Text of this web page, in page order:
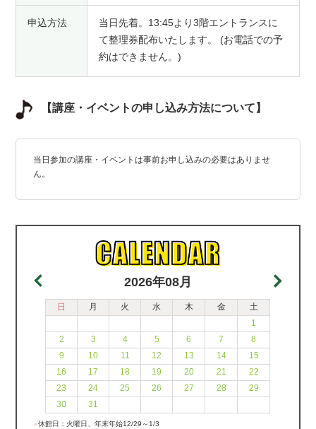
申込方法
当日先着。13:45より3階エントランスに
て整理券配布いたします。 (お電話での予
約はできません。)
【講座・イベントの申し込み方法について】
当日参加の講座・イベントは事前お申し込みの必要はありませ
ん。
2026年08月
日 月 火 水 木 金
土
1
2
3 4 5 6 7
8
9
10 11 12 13 14
15
16
17 18 19 20 21
22
23
24 25 26 27 28
29
30
31
●休館日：火曜日、年末年始12/29～1/3